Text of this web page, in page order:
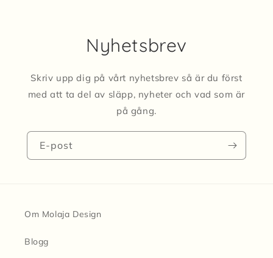
Nyhetsbrev
Skriv upp dig på vårt nyhetsbrev så är du först
med att ta del av släpp, nyheter och vad som är
på gång.
E-post
Om Molaja Design
Blogg